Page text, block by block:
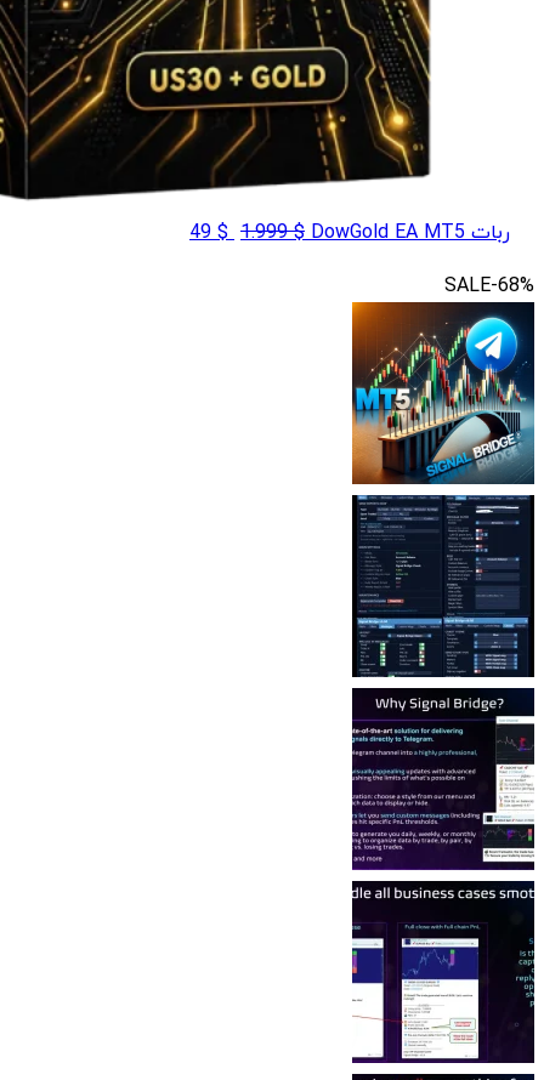
ربات DowGold EA MT5 $
1.999
قیمت
$
49
قیمت
SALE-68%